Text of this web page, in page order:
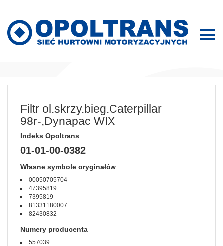
Filtr ol.skrzy.bieg.Caterpillar
98r-,Dynapac WIX
Indeks Opoltrans
01-01-00-0382
Własne symbole oryginałów
00050705704
47395819
7395819
81331180007
82430832
Numery producenta
557039